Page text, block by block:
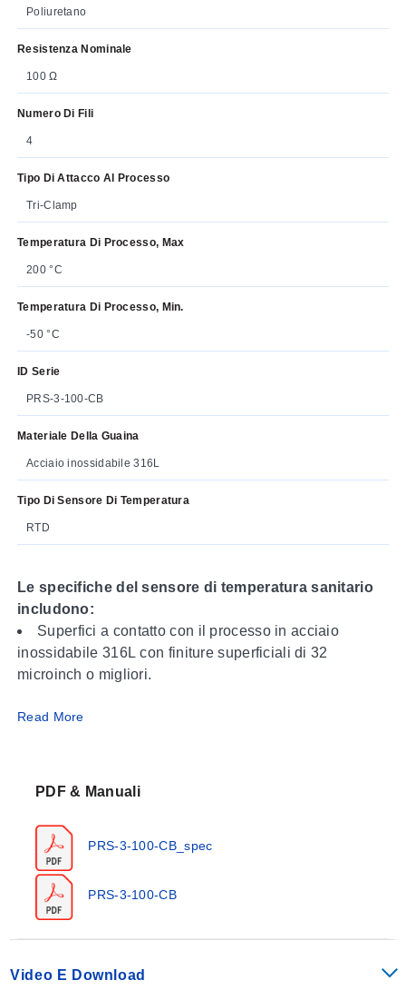
Poliuretano
Resistenza Nominale
100 Ω
Numero Di Fili
4
Tipo Di Attacco Al Processo
Tri-Clamp
Temperatura Di Processo, Max
200 °C
Temperatura Di Processo, Min.
-50 °C
ID Serie
PRS-3-100-CB
Materiale Della Guaina
Acciaio inossidabile 316L
Tipo Di Sensore Di Temperatura
RTD
Le specifiche del sensore di temperatura sanitario
includono:
Superfici a contatto con il processo in acciaio
inossidabile 316L con finiture superficiali di 32
microinch o migliori.
Lunghezze della sonda di 3, 4, 5 o 6 pollici
A, a 4 fili che soddisfa i requisiti IEC 60751.
Questi sensori possono essere utilizzati con sistemi
a 2 o 3 fili, vedere informazioni sotto.
Resistenza di isolamento: minimo 100 megaohm a
Read More
PDF & Manuali
PRS-3-100-CB_spec
PRS-3-100-CB
Video E Download